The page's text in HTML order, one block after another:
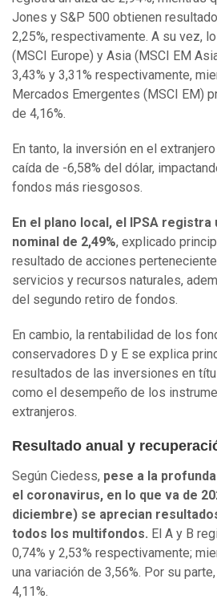
Jones y S&P 500 obtienen
2,25%, respectivamente. A su vez,
(MSCI Europe) y Asia (MSCI EM
3,43% y 3,31% respectivamente,
Mercados Emergentes (MSCI EM)
de 4,16%.
En tanto, la inversión en el
caída de -6,58% del dólar,
fondos más riesgosos.
En el plano local, el IPSA
nominal de 2,49%, explicado
resultado de acciones
servicios y recursos naturales,
del segundo retiro de fondos.
En cambio, la rentabilidad de los
conservadores D y E se explica
resultados de las inversiones en
como el desempeño de los
extranjeros.
Resultado anual y
Según Ciedess, pese a la
el coronavirus, en lo que va de
diciembre) se aprecian
todos los multifondos. El A y B
0,74% y 2,53% respectivamente;
una variación de 3,56%. Por su
4,11%.